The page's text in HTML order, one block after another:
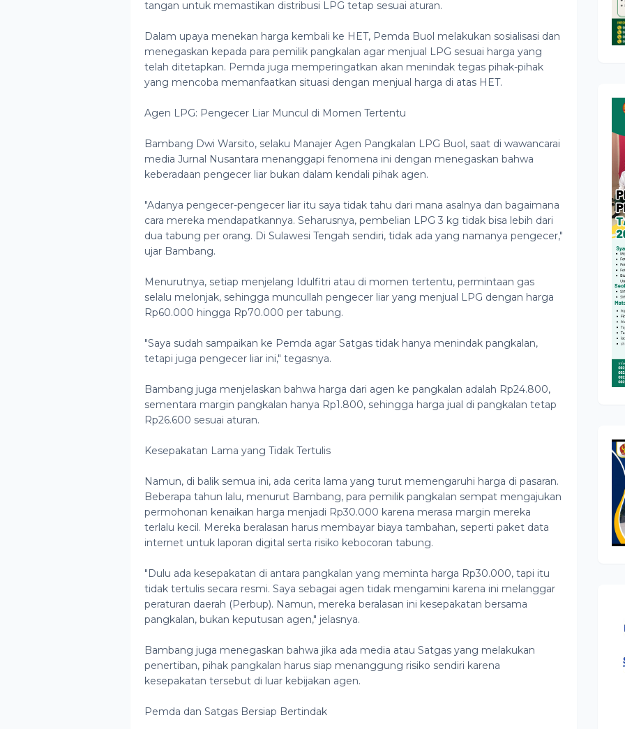
tangan untuk memastikan distribusi LPG tetap sesuai aturan.
Dalam upaya menekan harga kembali ke HET, Pemda Buol melakukan sosialisasi dan
menegaskan kepada para pemilik pangkalan agar menjual LPG sesuai harga yang
telah ditetapkan. Pemda juga memperingatkan akan menindak tegas pihak-pihak
yang mencoba memanfaatkan situasi dengan menjual harga di atas HET.
Agen LPG: Pengecer Liar Muncul di Momen Tertentu
Bambang Dwi Warsito, selaku Manajer Agen Pangkalan LPG Buol, saat di wawancarai
media Jurnal Nusantara menanggapi fenomena ini dengan menegaskan bahwa
keberadaan pengecer liar bukan dalam kendali pihak agen.
"Adanya pengecer-pengecer liar itu saya tidak tahu dari mana asalnya dan bagaimana
cara mereka mendapatkannya. Seharusnya, pembelian LPG 3 kg tidak bisa lebih dari
dua tabung per orang. Di Sulawesi Tengah sendiri, tidak ada yang namanya pengecer,"
ujar Bambang.
Menurutnya, setiap menjelang Idulfitri atau di momen tertentu, permintaan gas
selalu melonjak, sehingga muncullah pengecer liar yang menjual LPG dengan harga
Rp60.000 hingga Rp70.000 per tabung.
"Saya sudah sampaikan ke Pemda agar Satgas tidak hanya menindak pangkalan,
tetapi juga pengecer liar ini," tegasnya.
Bambang juga menjelaskan bahwa harga dari agen ke pangkalan adalah Rp24.800,
sementara margin pangkalan hanya Rp1.800, sehingga harga jual di pangkalan tetap
Rp26.600 sesuai aturan.
Kesepakatan Lama yang Tidak Tertulis
Namun, di balik semua ini, ada cerita lama yang turut memengaruhi harga di pasaran.
Beberapa tahun lalu, menurut Bambang, para pemilik pangkalan sempat mengajukan
permohonan kenaikan harga menjadi Rp30.000 karena merasa margin mereka
terlalu kecil. Mereka beralasan harus membayar biaya tambahan, seperti paket data
internet untuk laporan digital serta risiko kebocoran tabung.
"Dulu ada kesepakatan di antara pangkalan yang meminta harga Rp30.000, tapi itu
tidak tertulis secara resmi. Saya sebagai agen tidak mengamini karena ini melanggar
peraturan daerah (Perbup). Namun, mereka beralasan ini kesepakatan bersama
pangkalan, bukan keputusan agen," jelasnya.
Bambang juga menegaskan bahwa jika ada media atau Satgas yang melakukan
penertiban, pihak pangkalan harus siap menanggung risiko sendiri karena
kesepakatan tersebut di luar kebijakan agen.
Pemda dan Satgas Bersiap Bertindak